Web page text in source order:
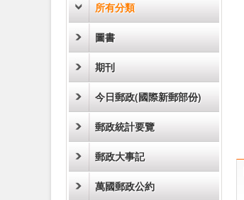
所有分類
圖書
期刊
今日郵政(國際新郵部份)
郵政統計要覽
郵政大事記
萬國郵政公約